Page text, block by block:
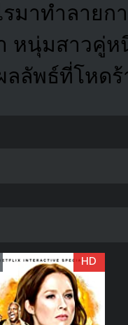
มาทำลายก
หนุ่มสาวคู่
ลัพธ์ที่โหดร้
HD